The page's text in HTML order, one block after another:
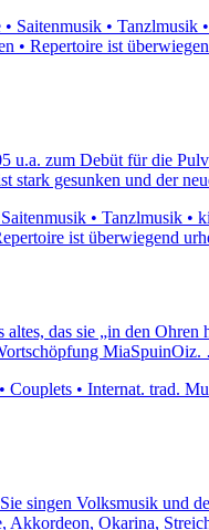
• Saitenmusik •
• Repertoire ist
zum Debüt für die
stark gesunken und der
• Tanzlmusik •
ist überwiegend
das sie „in den
Couplets • Internat. trad.
singen Volksmusik
Akkordeon, Okarina,